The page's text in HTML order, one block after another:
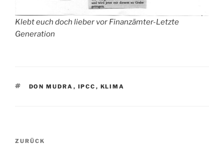
Klebt euch doch lieber vor Finanzämter-Letzte
Generation
SCHLAGWÖRTER
DON MUDRA , IPCC , KLIMA
Beitragsnavigation
Vorheriger
ZURÜCK